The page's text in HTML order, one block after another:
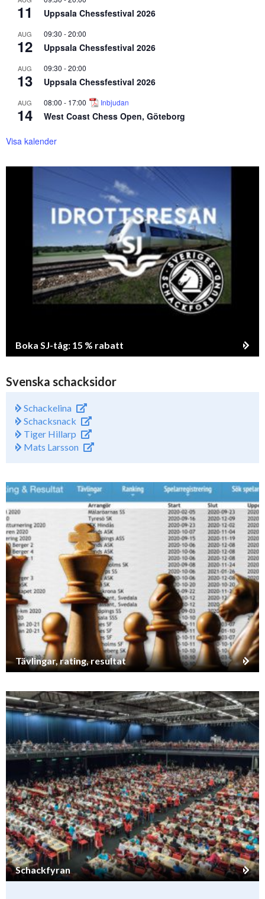
11 Uppsala Chessfestival 2026
AUG
12
09:30 -20:00
Uppsala Chessfestival 2026
AUG
13
09:30 -20:00
Uppsala Chessfestival 2026
AUG
14
08:00 - 17:00 Inbjudan
West Coast Chess Open, Göteborg
Visa kalender
Boka SJ-tåg: 15 % rabatt
Svenska schacksidor
Schackelina
Schacksnack
Tiger Hillarp
Mats Larsson
Tävlingar, rating, resultat
Schackfyran